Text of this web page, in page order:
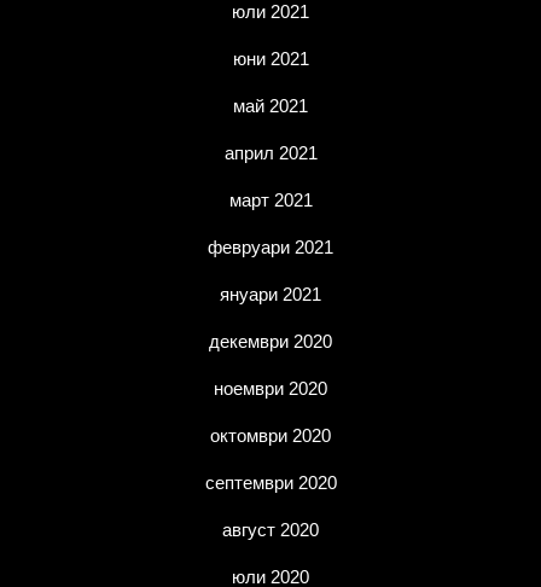
юли 2021
юни 2021
май 2021
април 2021
март 2021
февруари 2021
януари 2021
декември 2020
ноември 2020
октомври 2020
септември 2020
август 2020
юли 2020